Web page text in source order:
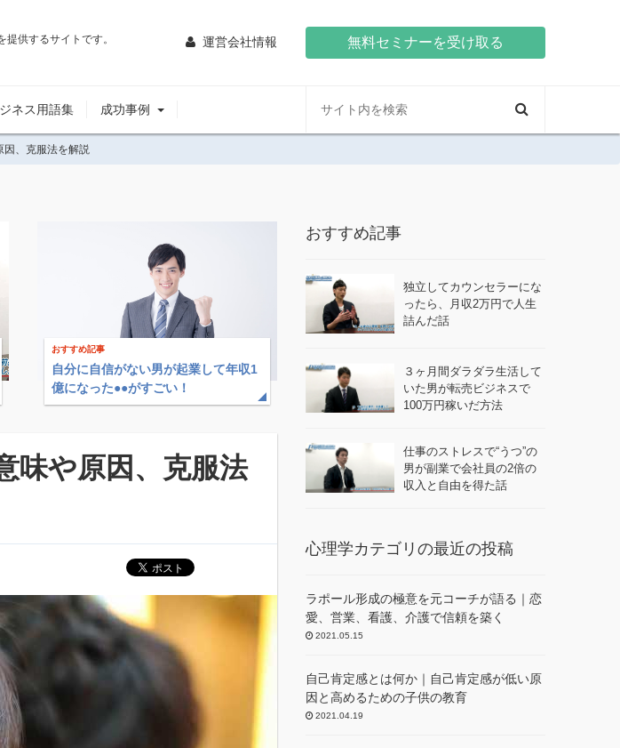
供するサイトです。
運営会社情報 無料セミナーを受け取る
ネス用語集 成功事例
因、克服法を解説
おすすめ記事
自分に自信がない男が起業して年収1
億になった●●がすごい！
味や原因、克服法
おすすめ記事
独立してカウンセラーにな
ったら、月収2万円で人生
詰んだ話
３ヶ月間ダラダラ生活して
いた男が転売ビジネスで
100万円稼いだ方法
仕事のストレスで“うつ”の
男が副業で会社員の2倍の
収入と自由を得た話
心理学カテゴリの最近の投稿
ラポール形成の極意を元コーチが語る｜恋
愛、営業、看護、介護で信頼を築く
2021.05.15
自己肯定感とは何か｜自己肯定感が低い原
因と高めるための子供の教育
2021.04.19